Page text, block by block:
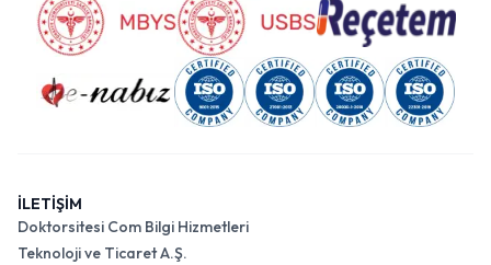
İLETİŞİM
Doktorsitesi Com Bilgi Hizmetleri
Teknoloji ve Ticaret A.Ş.